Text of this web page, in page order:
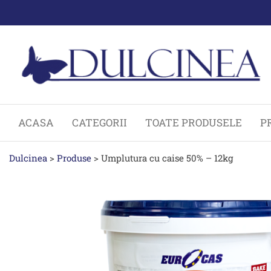
ACASA CATEGORII TOATE PRODUSELE
Dulcinea > Produse > Umplutura cu caise 50% – 12kg